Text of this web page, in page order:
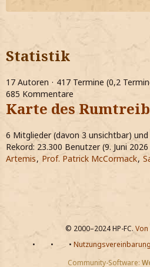
Statistik
17 Autoren
417 Termine (0,2
685 Kommentare
Karte des
6 Mitglieder (davon 3 unsichtbar)
Rekord: 23.300 Benutzer (9. Juni
Artemis
Prof. Patrick McCormack
© 2000–2024 HP-FC. Von
•
• • Nutzungsvereinbarung
Community-Software: